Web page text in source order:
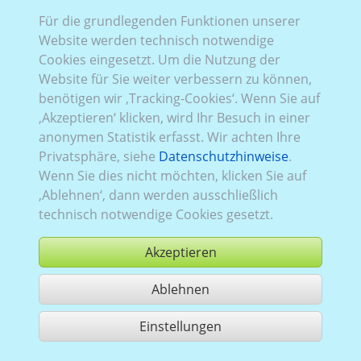
VW_724: Baureihe T6.1,2019–2024,2 ,Heckklappe
Verglasung Linksverblecht, Rechtsverblecht
verglast
kaufen
1 Treffer teilen
Für die grundlegenden Funktionen unserer
Website werden technisch notwendige
Cookies eingesetzt. Um die Nutzung der
Website für Sie weiter verbessern zu können,
benötigen wir ‚Tracking-Cookies‘. Wenn Sie auf
‚Akzeptieren‘ klicken, wird Ihr Besuch in einer
anonymen Statistik erfasst. Wir achten Ihre
Privatsphäre, siehe Datenschutzhinweise.
Wenn Sie dies nicht möchten, klicken Sie auf
‚Ablehnen‘, dann werden ausschließlich
technisch notwendige Cookies gesetzt.
Akzeptieren
Ablehnen
Einstellungen